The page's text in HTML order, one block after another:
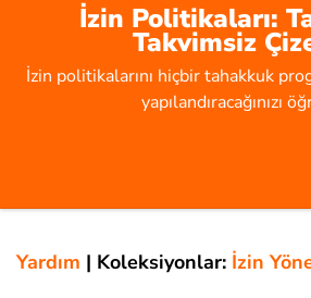
İzin Politikaları:
Takvimsiz
İzin politikalarını hiçbir tahakkuk
yapılandıracağınızı
Yardım | Koleksiyonlar: İzin